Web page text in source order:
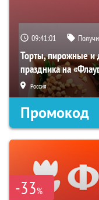
09:41:00
Торты, пирожные и
праздника на
Россия
Промокод
-33%